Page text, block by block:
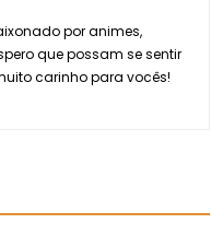
por animes,
que possam se sentir
carinho para vocês!